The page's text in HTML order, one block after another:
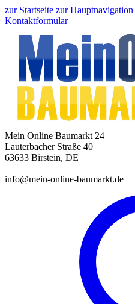
zur Startseite zur Hauptnavigation
Kontaktformular
Mein Online Baumarkt 24
Lauterbacher Straße 40
63633 Birstein, DE
info@mein-online-baumarkt.de